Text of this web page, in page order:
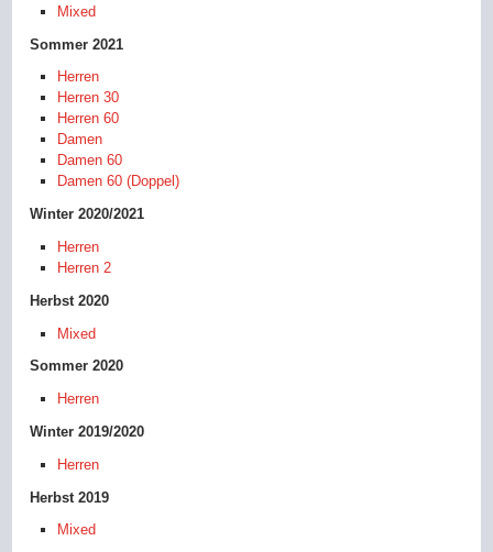
Mixed
Sommer 2021
Herren
Herren 30
Herren 60
Damen
Damen 60
Damen 60 (Doppel)
Winter 2020/2021
Herren
Herren 2
Herbst 2020
Mixed
Sommer 2020
Herren
Winter 2019/2020
Herren
Herbst 2019
Mixed